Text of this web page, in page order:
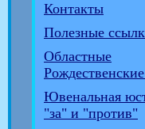
Контакты
Полезные
Областные
Ювенальная
"за" и "против"